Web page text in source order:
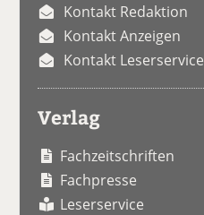
Kontakt Redaktion
Kontakt Anzeigen
Kontakt Leserservice
Verlag
Fachzeitschriften
Fachpresse
Leserservice